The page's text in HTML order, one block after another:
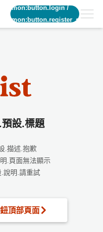
common:button.login/
common:button.register_short
設.標題
.描述.抱歉
.頁面無法顯示
說明.請重試
頂部頁面